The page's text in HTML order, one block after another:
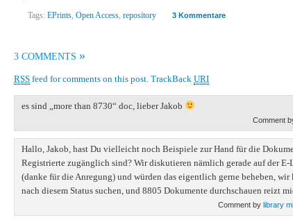
Tags: EPrints, Open Access, repository 3 Kommentare
3 COMMENTS »
RSS feed for comments on this post. TrackBack URI
es sind „more than 8730“ doc, lieber Jakob
Comment
Hallo, Jakob, hast Du vielleicht noch Beispiele zur Hand für die
Registrierte zugänglich sind? Wir diskutieren nämlich gerade auf der E-
(danke für die Anregung) und würden das eigentlich gerne beheben,
nach diesem Status suchen, und 8805 Dokumente durchschauen reizt
Comment by library